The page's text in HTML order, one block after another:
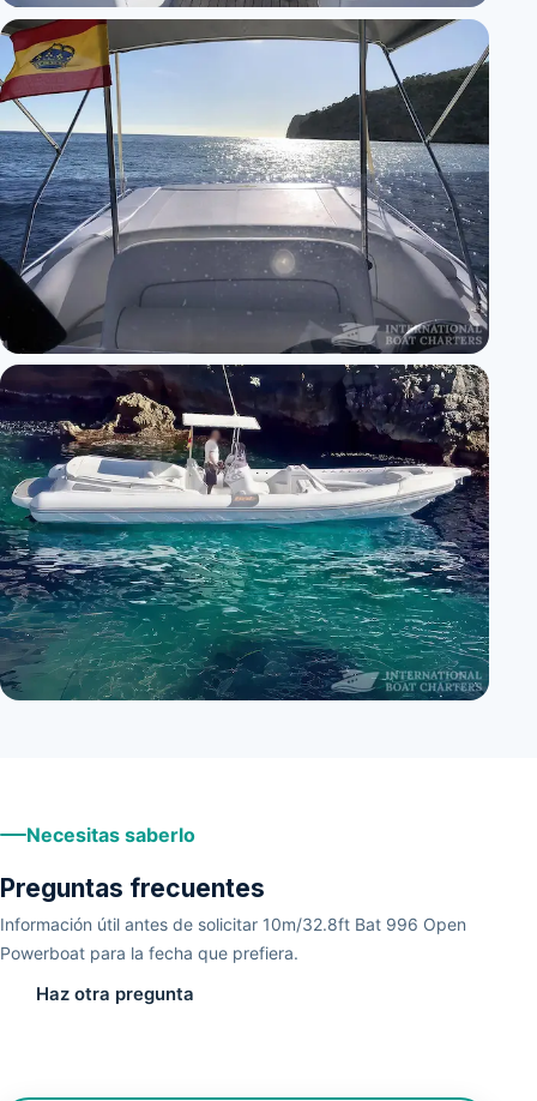
Necesitas saberlo
Preguntas frecuentes
Información útil antes de solicitar 10m/32.8ft Bat 996 Open
Powerboat para la fecha que prefiera.
Haz otra pregunta